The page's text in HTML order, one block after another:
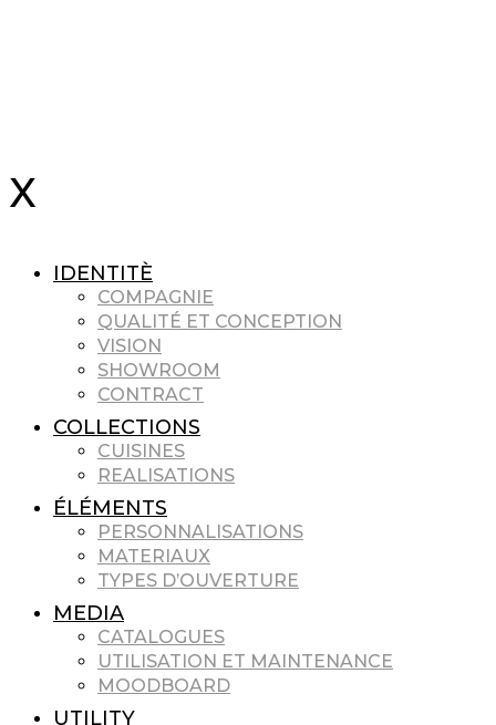
IDENTITÈ
COMPAGNIE
QUALITÉ ET CONCEPTION
VISION
SHOWROOM
CONTRACT
COLLECTIONS
CUISINES
REALISATIONS
ÉLÉMENTS
PERSONNALISATIONS
MATERIAUX
TYPES D’OUVERTURE
MEDIA
CATALOGUES
UTILISATION ET MAINTENANCE
MOODBOARD
UTILITY